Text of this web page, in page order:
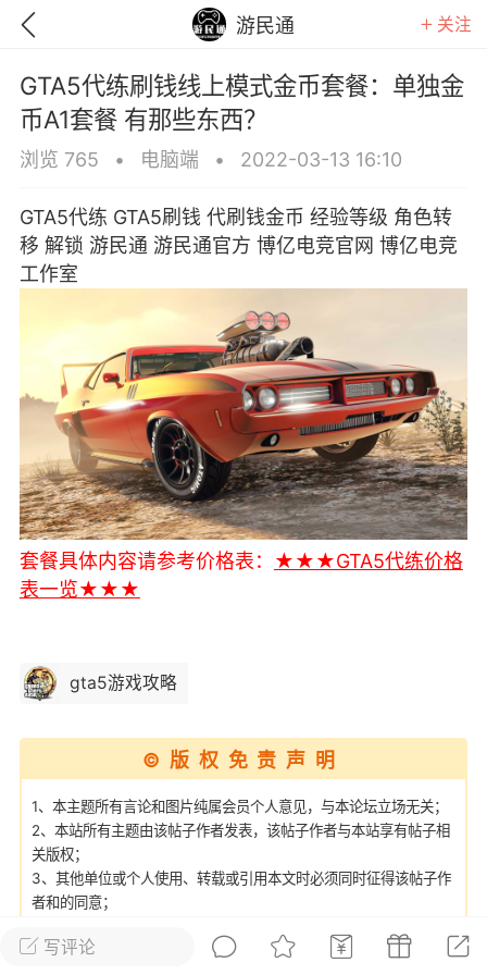
游民通 关注
GTA6 RDR2 逃离塔科夫
彩虹六号 绝地求生 战地5
游民通
我在商城购买的虚拟产品显示自动发
在那里查看卡密？
发货的商品在那里查看卡密？答：查看
：下单以后在右边消息栏查看卡密，或
像 — 我的订单 — 待评价 — 查看订单，
看卡密详情问：我...
写评论
GTA5代练刷钱线上模式金币套餐：单独金
币A1套餐 有那些东西？
浏览 765 • 电脑端 • 2022-03-13 16:10
GTA5代练 GTA5刷钱 代刷钱金币 经验等级 角色转
移 解锁 游民通 游民通官方 博亿电竞官网 博亿电竞
工作室
套餐具体内容请参考价格表： ★★★GTA5代练价格
表一览★★★
gta5游戏攻略
©版权免责声明
1、本主题所有言论和图片纯属会员个人意见，与本论坛立场无关；
2、本站所有主题由该帖子作者发表，该帖子作者与本站享有帖子相
关版权；
3、其他单位或个人使用、转载或引用本文时必须同时征得该帖子作
者和的同意；
法律责任；